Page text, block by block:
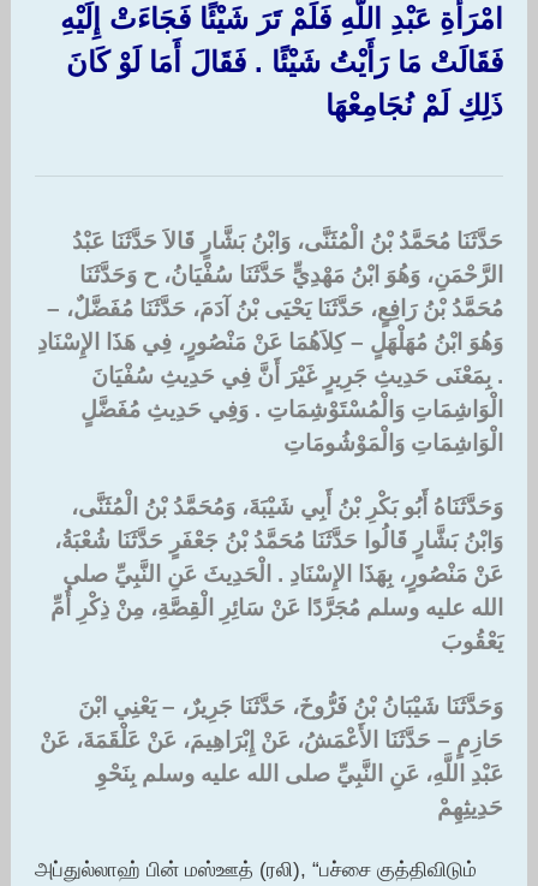
امْرَأَةِ عَبْدِ اللَّهِ فَلَمْ تَرَ شَيْئًا فَجَاءَتْ إِلَيْهِ
فَقَالَتْ مَا رَأَيْتُ شَيْئًا ‏.‏ فَقَالَ أَمَا لَوْ كَانَ
ذَلِكِ لَمْ نُجَامِعْهَا ‏
حَدَّثَنَا مُحَمَّدُ بْنُ الْمُثَنَّى، وَابْنُ بَشَّارٍ قَالاَ حَدَّثَنَا عَبْدُ
الرَّحْمَنِ، وَهُوَ ابْنُ مَهْدِيٍّ حَدَّثَنَا سُفْيَانُ، ح وَحَدَّثَنَا
مُحَمَّدُ بْنُ رَافِعٍ، حَدَّثَنَا يَحْيَى بْنُ آدَمَ، حَدَّثَنَا مُفَضَّلٌ، –
وَهُوَ ابْنُ مُهَلْهَلٍ – كِلاَهُمَا عَنْ مَنْصُورٍ، فِي هَذَا الإِسْنَادِ
‏.‏ بِمَعْنَى حَدِيثِ جَرِيرٍ غَيْرَ أَنَّ فِي حَدِيثِ سُفْيَانَ
الْوَاشِمَاتِ وَالْمُسْتَوْشِمَاتِ ‏.‏ وَفِي حَدِيثِ مُفَضَّلٍ
الْوَاشِمَاتِ وَالْمَوْشُومَاتِ ‏‏
وَحَدَّثَنَاهُ أَبُو بَكْرِ بْنُ أَبِي شَيْبَةَ، وَمُحَمَّدُ بْنُ الْمُثَنَّى،
وَابْنُ بَشَّارٍ قَالُوا حَدَّثَنَا مُحَمَّدُ بْنُ جَعْفَرٍ حَدَّثَنَا شُعْبَةُ،
عَنْ مَنْصُورٍ، بِهَذَا الإِسْنَادِ ‏.‏ الْحَدِيثَ عَنِ النَّبِيِّ صلى
الله عليه وسلم مُجَرَّدًا عَنْ سَائِرِ الْقِصَّةِ، مِنْ ذِكْرِ أُمِّ
يَعْقُوبَ ‏
وَحَدَّثَنَا شَيْبَانُ بْنُ فَرُّوخَ، حَدَّثَنَا جَرِيرٌ، – يَعْنِي ابْنَ
حَازِمٍ – حَدَّثَنَا الأَعْمَشُ، عَنْ إِبْرَاهِيمَ، عَنْ عَلْقَمَةَ، عَنْ
عَبْدِ اللَّهِ، عَنِ النَّبِيِّ صلى الله عليه وسلم بِنَحْوِ
حَدِيثِهِمْ ‏
அப்துல்லாஹ் பின் மஸ்ஊத் (ரலி), “பச்சை குத்திவிடும்